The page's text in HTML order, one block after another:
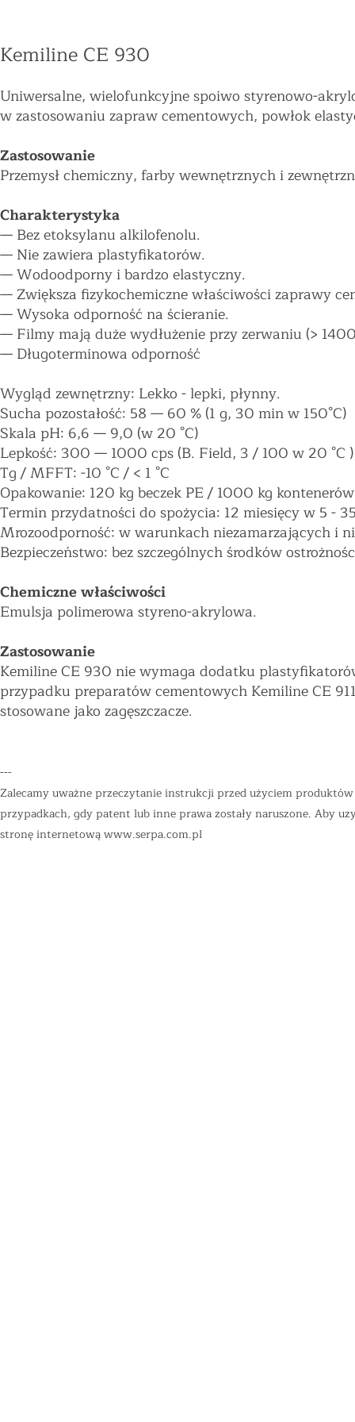
Kemiline CE 930
Uniwersalne, wielofunkcyjne spoiwo styrenowo-
w zastosowaniu zapraw cementowych, powłok
Zastosowanie
Przemysł chemiczny, farby wewnętrznych i
Charakterystyka
— Bez etoksylanu alkilofenolu.
— Nie zawiera plastyfikatorów.
—Wodoodporny i bardzo elastyczny.
—Zwiększa fizykochemiczne właściwości zaprawy
—Wysoka odporność na ścieranie.
— Filmy mają duże wydłużenie przy zerwaniu (>
— Długoterminowa odporność
Wygląd zewnętrzny: Lekko - lepki, płynny.
Sucha pozostałość: 58 — 60 % (1 g, 30 min w 150°C)
Skala pH: 6,6 — 9,0 (w 20 °C)
Lepkość: 300 — 1000 cps (B. Field, 3 / 100 w 20 °C )
Tg / MFFT: -10 °C / < 1 °C
Opakowanie: 120 kg beczek PE / 1000 kg
Termin przydatności do spożycia: 12 miesięcy w 5 -
Mrozoodporność: w warunkach niezamarzających i
Bezpieczeństwo: bez szczególnych środków
Chemiczne właściwości
Emulsja polimerowa styreno-akrylowa.
Zastosowanie
Kemiline CE 930 nie wymaga dodatku
przypadku preparatów cementowych Kemiline CE
stosowane jako zagęszczacze.
---
Zalecamy uważne przeczytanie instrukcji przed użyciem
przypadkach, gdy patent lub inne prawa zostały naruszone. Aby
stronę internetowąwww.serpa.com.pl